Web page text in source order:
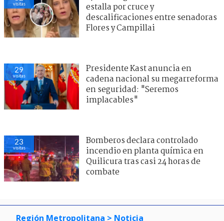
visitas
estalla por cruce y
descalificaciones entre senadoras
Flores y Campillai
29
visitas
Presidente Kast anuncia en
cadena nacional su megarreforma
en seguridad: "Seremos
implacables"
23
visitas
Bomberos declara controlado
incendio en planta química en
Quilicura tras casi 24 horas de
combate
Región Metropolitana > Noticia